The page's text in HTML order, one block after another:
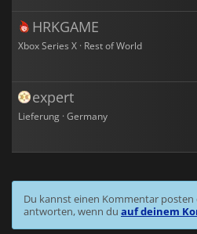
HRKGAME
Xbox Series X · Rest of World
expert
Lieferung · Germany
Du kannst einen Kommentar
antworten, wenn du auf deinem